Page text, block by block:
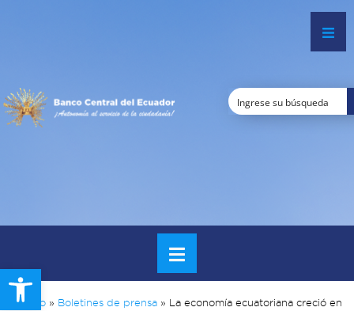
Open toolbar
Inicio » Boletines de prensa » La economía ecuatoriana creció en